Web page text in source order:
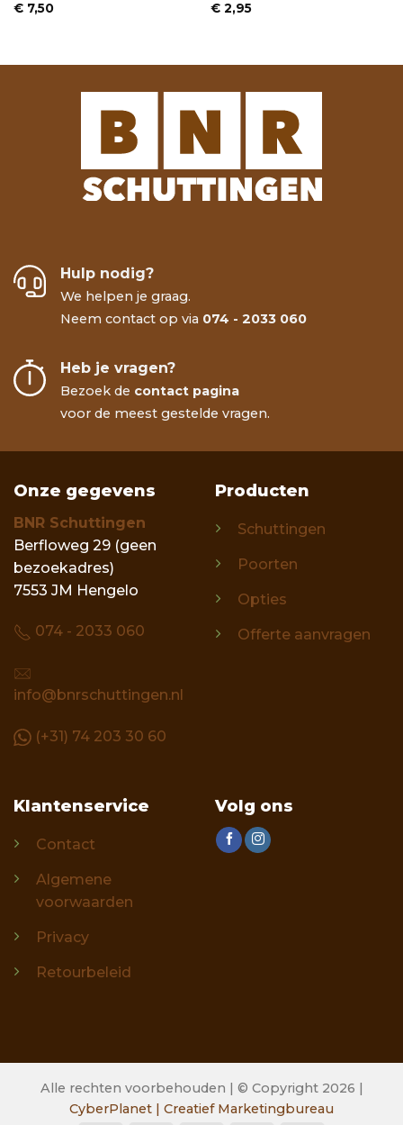
€7,50
€2,95
Hulp nodig?
We helpen je graag.
Neem contact op via 074 - 2033 060
Heb je vragen?
Bezoek de contact pagina
voor de meest gestelde vragen.
Onze gegevens
BNR Schuttingen
Berfloweg 29 (geen
bezoekadres)
7553 JM Hengelo
074 - 2033 060
info@bnrschuttingen.nl
(+31) 74 203 30 60
Producten
Schuttingen
Poorten
Opties
Offerte aanvragen
Klantenservice
Contact
Algemene
voorwaarden
Privacy
Retourbeleid
Volg ons
Alle rechten voorbehouden | © Copyright 2026 |
CyberPlanet | Creatief Marketingbureau